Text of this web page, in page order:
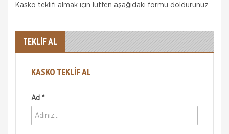
TEKLİF AL
Kasko teklifi almak için lütfen aşağıdaki formu doldurunuz.
TEKLİF AL
KASKO TEKLIF AL
Ad *